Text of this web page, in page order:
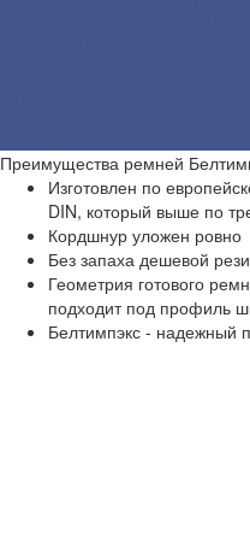
Преимущества ремней
Изготовлен по
DIN, который выше по
Кордшнур уложен ровно
Без запаха дешевой
Геометрия готового
подходит под профиль
Белтимпэкс - надежный